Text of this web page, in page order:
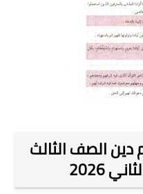
الصف الثالث
2026